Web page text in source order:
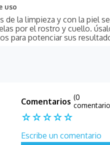
uso
de la limpieza y con la piel
por el rostro y cuello.
para potenciar sus
☆☆☆☆☆
(0
Escribe un comentario